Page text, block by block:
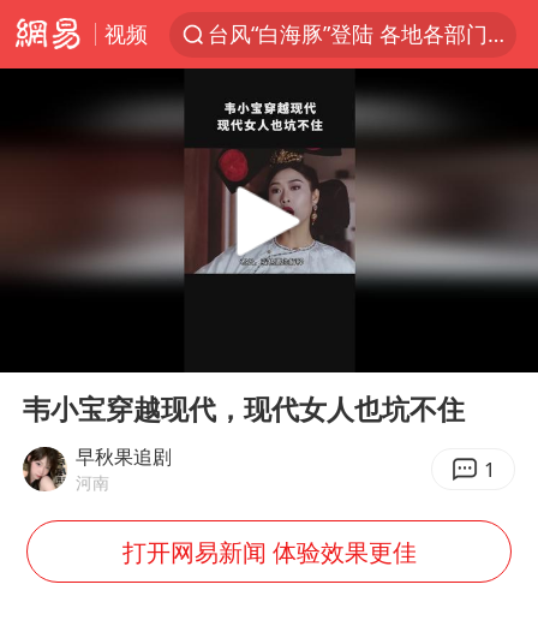
视频
台风“白海豚”登陆 各地各部门全力应对
上海地铁4条线路全线停运
4.2平卫生间补漏注胶花1.55万
白海豚路径图
宇树申购 中一签有望赚20万元
手机真会“偷听”我们说话吗
轰-6K到底是不是战略轰炸机
Play
韦小宝穿越现代，现代女人也坑不住
早秋果追剧
河南 1
打开网易新闻 体验效果更佳